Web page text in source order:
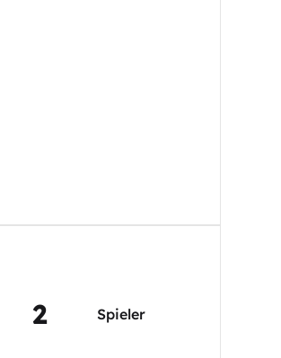
2 Spieler